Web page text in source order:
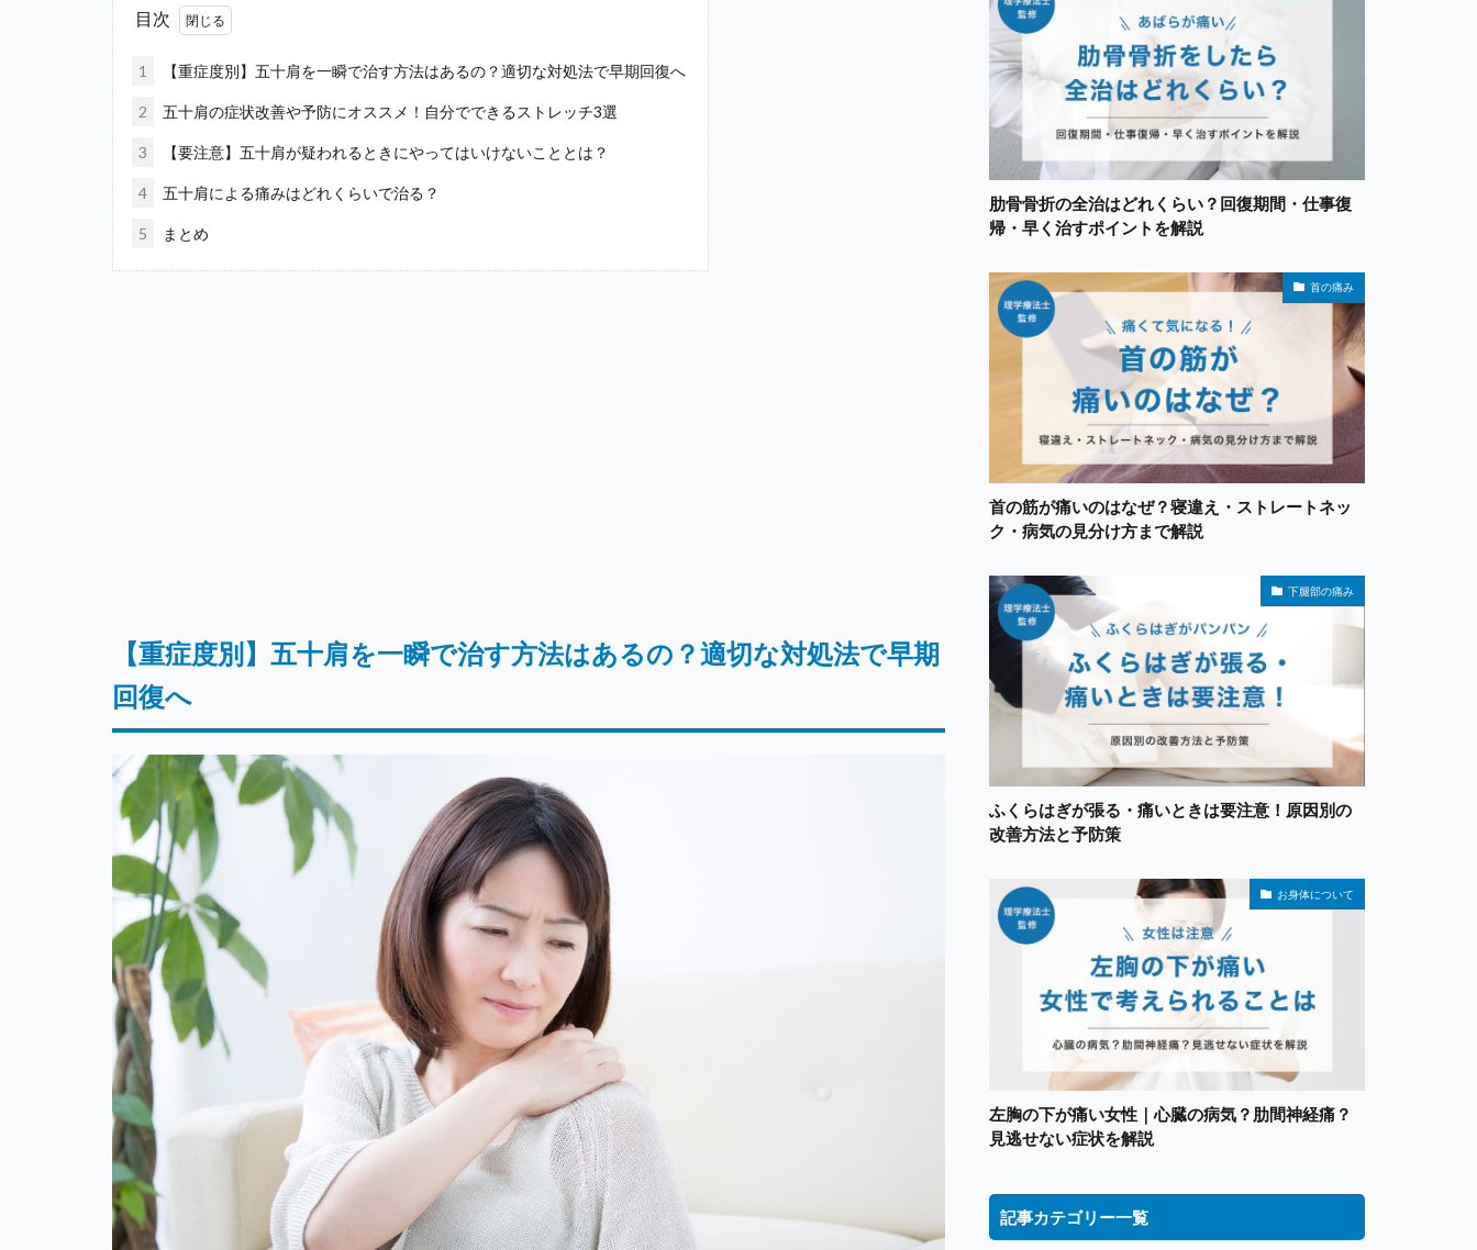
目次
1 【重症度別】五十肩を一瞬で治す方法はあるの？適切な対処法で早期回復へ
2 五十肩の症状改善や予防にオススメ！自分でできるストレッチ3選
3 【要注意】五十肩が疑われるときにやってはいけないこととは？
4 五十肩による痛みはどれくらいで治る？
5 まとめ
【重症度別】五十肩を一瞬で治す方法はあるの？適切な対処法で早期
回復へ
肋骨骨折の全治はどれくらい？回復期間・仕事復
帰・早く治すポイントを解説
首の痛み
首の筋が痛いのはなぜ？寝違え・ストレートネッ
ク・病気の見分け方まで解説
下腿部の痛み
ふくらはぎが張る・痛いときは要注意！原因別の
改善方法と予防策
お身体について
左胸の下が痛い女性｜心臓の病気？肋間神経痛？
見逃せない症状を解説
記事カテゴリー一覧